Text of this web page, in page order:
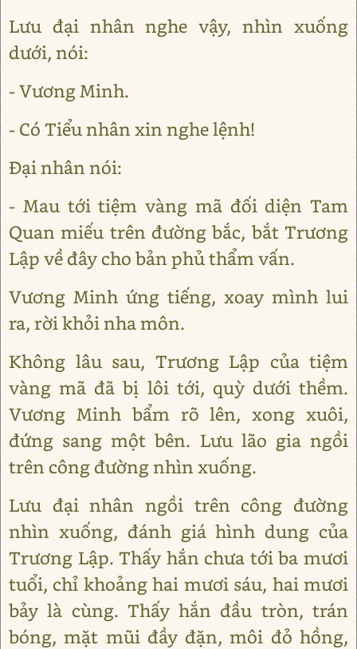
Lưu đại nhân nghe vậy, nhìn xuống
dưới, nói:
- Vương Minh.
- Có Tiểu nhân xin nghe lệnh!
Đại nhân nói:
- Mau tới tiệm vàng mã đối diện Tam
Quan miếu trên đường bắc, bắt Trương
Lập về đây cho bản phủ thẩm vấn.
Vương Minh ứng tiếng, xoay mình lui
ra, rời khỏi nha môn.
Không lâu sau, Trương Lập của tiệm
vàng mã đã bị lôi tới, quỳ dưới thềm.
Vương Minh bẩm rõ lên, xong xuôi,
đứng sang một bên. Lưu lão gia ngồi
trên công đường nhìn xuống.
Lưu đại nhân ngồi trên công đường
nhìn xuống, đánh giá hình dung của
Trương Lập. Thấy hắn chưa tới ba mươi
tuổi, chỉ khoảng hai mươi sáu, hai mươi
bảy là cùng. Thấy hắn đầu tròn, trán
bóng, mặt mũi đầy đặn, môi đỏ hồng,